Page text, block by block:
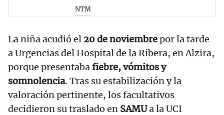
NTM
La niña acudió el 20 de noviembrepor la tarde
a Urgencias del Hospital de la Ribera, en Alzira,
porque presentabafiebre, vómitos y
somnolencia. Tras su estabilización y la
valoración pertinente, los facultativos
decidieron su traslado en SAMUa la UCI